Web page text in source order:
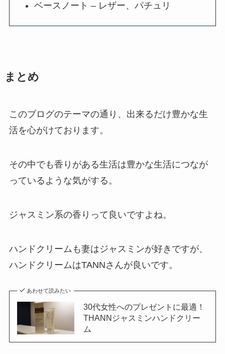
ベースノート – レザー、パチュリ
まとめ
このブログのテーマの通り、出来るだけ豊かな生
活を心がけております。
その中でも香りがある生活は豊かな生活につなが
っているような気がする。
ジャスミン系の香りって良いですよね。
ハンドクリームも妻はジャスミンが好きですが、
ハンドクリームはTANNさんが良いです。
あわせて読みたい
30代女性へのプレゼントに最適！
THANNジャスミンハンドクリー
ム